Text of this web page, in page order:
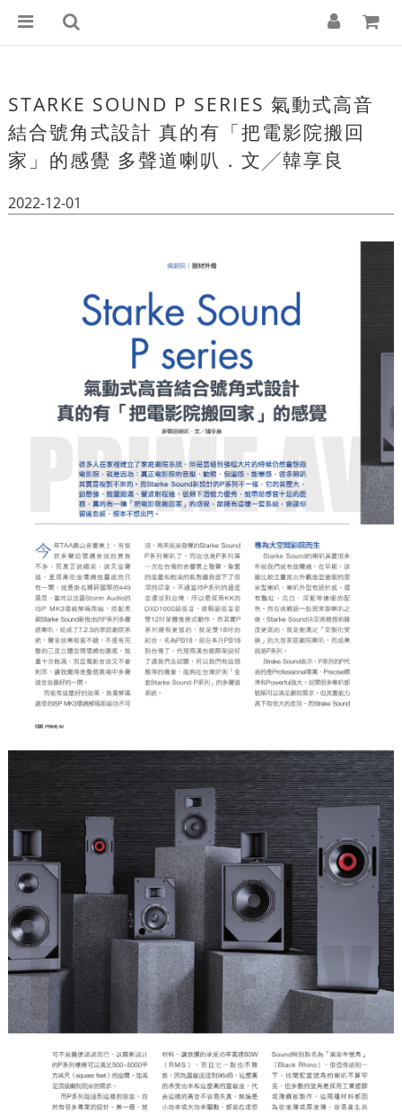
STARKE SOUND P SERIES 氣動式高音
結合號角式設計 真的有「把電影院搬回
家」的感覺 多聲道喇叭．文╱韓享良
2022-12-01